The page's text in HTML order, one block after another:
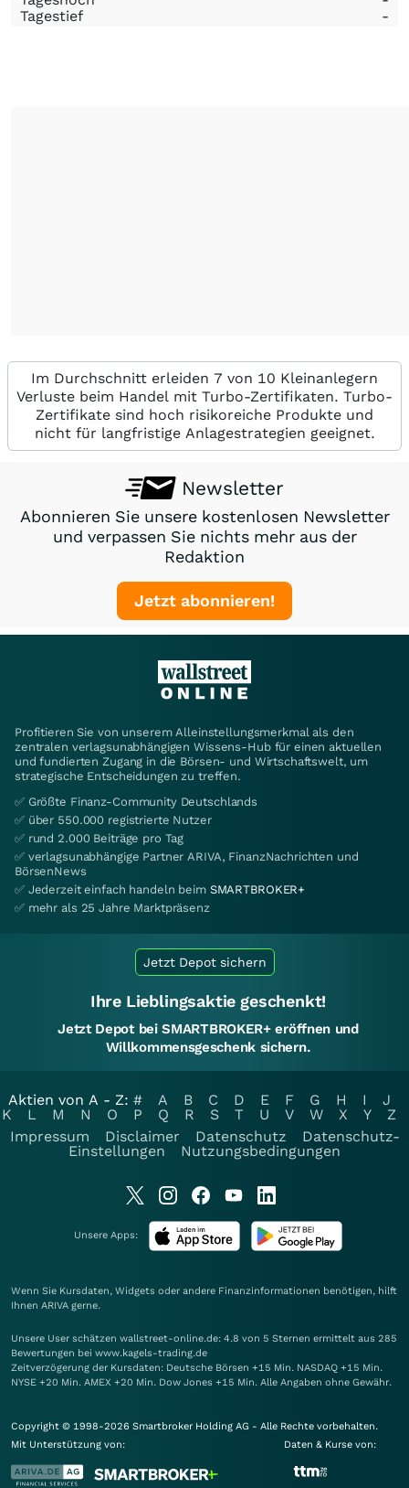
Tagestief
-
Im Durchschnitt erleiden 7 von 10 Kleinanlegern
Verluste beim Handel mit Turbo-Zertifikaten. Turbo-
Zertifikate sind hoch risikoreiche Produkte und
nicht für langfristige Anlagestrategien geeignet.
Newsletter
Abonnieren Sie unsere kostenlosen Newsletter
und verpassen Sie nichts mehr aus der
Redaktion
Jetzt abonnieren!
Profitieren Sie von unserem Alleinstellungsmerkmal als den
zentralen verlagsunabhängigen Wissens-Hub für einen aktuellen
und fundierten Zugang in die Börsen- und Wirtschaftswelt, um
strategische Entscheidungen zu treffen.
✅ Größte Finanz-Community Deutschlands
✅ über 550.000 registrierte Nutzer
✅ rund 2.000 Beiträge pro Tag
✅ verlagsunabhängige Partner ARIVA, FinanzNachrichten und
BörsenNews
✅ Jederzeit einfach handeln beim SMARTBROKER+
✅ mehr als 25 Jahre Marktpräsenz
Jetzt Depot sichern
Ihre Lieblingsaktie geschenkt!
Jetzt Depot bei SMARTBROKER+ eröffnen und
Willkommensgeschenk sichern.
Aktien von A - Z: # A B C D E F G H I
J
K
L M N O P Q R S T U V W X Y
Z
Impressum
Disclaimer Datenschutz
Datenschutz-
Einstellungen
Nutzungsbedingungen
Unsere Apps:
Wenn Sie Kursdaten, Widgets oder andere Finanzinformationen benötigen, hilft
Ihnen ARIVA gerne.
Unsere User schätzen wallstreet-online.de: 4.8 von 5 Sternen ermittelt aus 285
Bewertungen bei www.kagels-trading.de
Zeitverzögerung der Kursdaten: Deutsche Börsen +15 Min. NASDAQ +15 Min.
NYSE +20 Min. AMEX +20 Min. Dow Jones +15 Min. Alle Angaben ohne Gewähr.
Copyright © 1998-2026 Smartbroker Holding AG - Alle Rechte vorbehalten.
Mit Unterstützung von:
Daten & Kurse von: